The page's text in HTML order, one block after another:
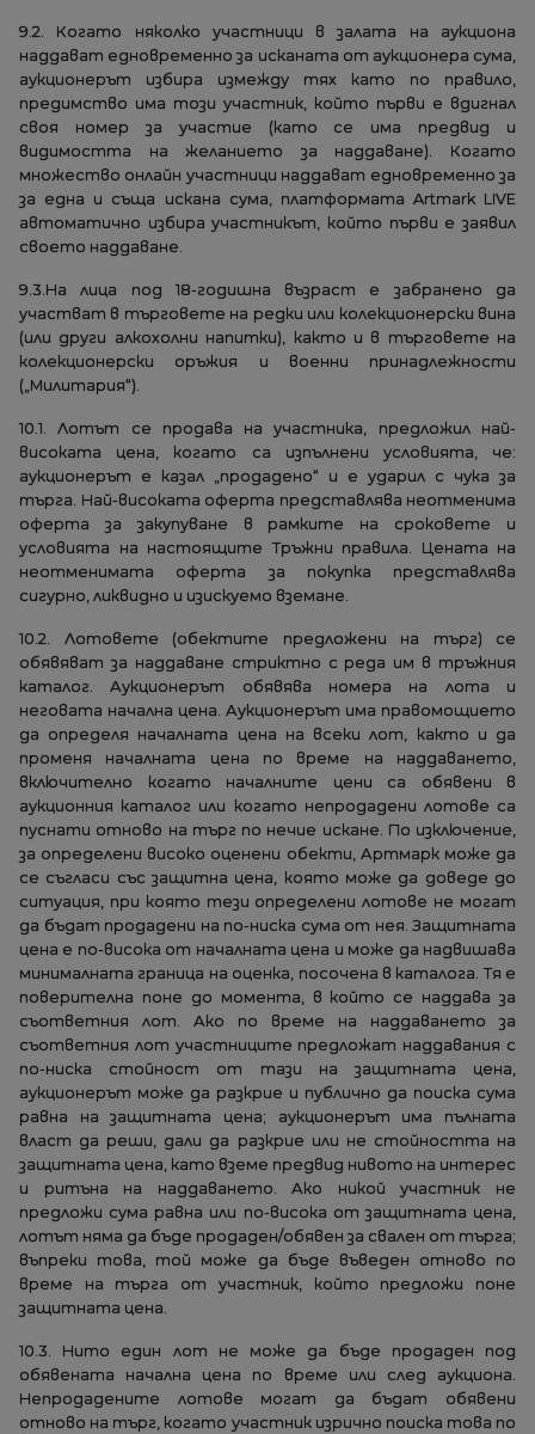
9.2. Когато няколко участници в залата на аукциона
наддават едновременно за исканата от аукционера сума,
аукционерът избира измежду тях като по правило,
предимство има този участник, който първи е вдигнал
своя номер за участие (като се има предвид и
видимостта на желанието за наддаване). Когато
множество онлайн участници наддават едновременно за
за една и съща искана сума, платформата Artmark LIVE
автоматично избира участникът, който първи е заявил
своето наддаване.
9.3.На лица под 18-годишна възраст е забранено да
участват в търговете на редки или колекционерски вина
(или други алкохолни напитки), както и в търговете на
колекционерски оръжия и военни принадлежности
(„Милитария“).
10.1. Лотът се продава на участника, предложил най-
високата цена, когато са изпълнени условията, че:
аукционерът е казал „продадено“ и е ударил с чука за
търга. Най-високата оферта представлява неотменима
оферта за закупуване в рамките на сроковете и
условията на настоящите Тръжни правила. Цената на
неотменимата оферта за покупка представлява
сигурно, ликвидно и изискуемо вземане.
10.2. Лотовете (обектите предложени на търг) се
обявяват за наддаване стриктно с реда им в тръжния
каталог. Аукционерът обявява номера на лота и
неговата начална цена. Аукционерът има правомощието
да определя началната цена на всеки лот, както и да
променя началната цена по време на наддаването,
включително когато началните цени са обявени в
аукционния каталог или когато непродадени лотове са
пуснати отново на търг по нечие искане. По изключение,
за определени високо оценени обекти, Артмарк може да
се съгласи със защитна цена, която може да доведе до
ситуация, при която тези определени лотове не могат
да бъдат продадени на по-ниска сума от нея. Защитната
цена е по-висока от началната цена и може да надвишава
минималната граница на оценка, посочена в каталога. Тя е
поверителна поне до момента, в който се наддава за
съответния лот. Ако по време на наддаването за
съответния лот участниците предложат наддавания с
по-ниска стойност от тази на защитната цена,
аукционерът може да разкрие и публично да поиска сума
равна на защитната цена; аукционерът има пълната
власт да реши, дали да разкрие или не стойността на
защитната цена, като вземе предвид нивото на интерес
и ритъна на наддаването. Ако никой участник не
предложи сума равна или по-висока от защитната цена,
лотът няма да бъде продаден/обявен за свален от търга;
въпреки това, той може да бъде въведен отново по
време на търга от участник, който предложи поне
защитната цена.
10.3. Нито един лот не може да бъде продаден под
обявената начална цена по време или след аукциона.
Непродадените лотове могат да бъдат обявени
отново на търг, когато участник изрично поиска това по